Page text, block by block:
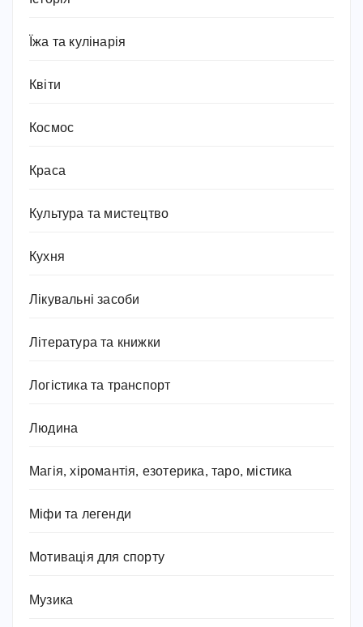
Їжа та кулінарія
Квіти
Космос
Краса
Культура та мистецтво
Кухня
Лікувальні засоби
Література та книжки
Логістика та транспорт
Людина
Магія, хіромантія, езотерика, таро, містика
Міфи та легенди
Мотивація для спорту
Музика